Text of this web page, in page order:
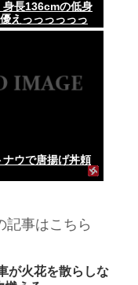
身長136cmの低身
えっっっっっっ
ナウで唐揚げ丼頼
記事はこちら